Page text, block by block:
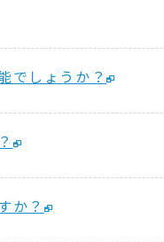
でしょうか？
か？